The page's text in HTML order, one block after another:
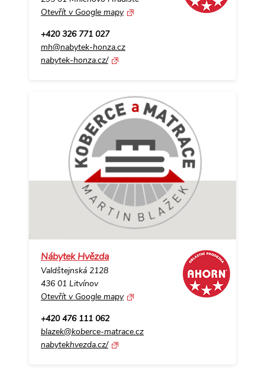
Otevřít v Google mapy
+420 326 771 027
mh@nabytek-honza.cz
nabytek-honza.cz/
Nábytek Hvězda
Valdštejnská 2128
436 01 Litvínov
Otevřít v Google mapy
+420 476 111 062
blazek@koberce-matrace.cz
nabytekhvezda.cz/